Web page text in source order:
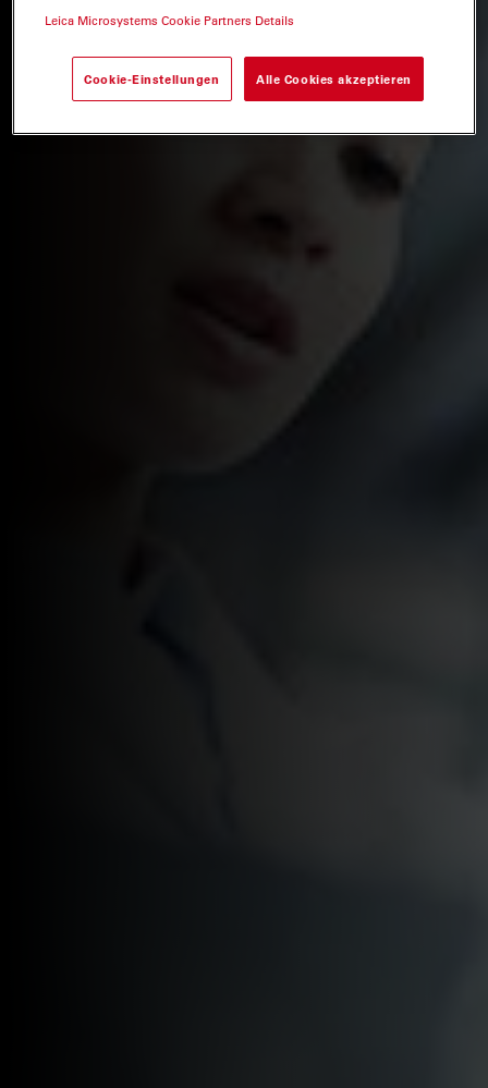
Leica Microsystems Cookie Partners Details
Cookie-Einstellungen Alle Cookies akzeptieren